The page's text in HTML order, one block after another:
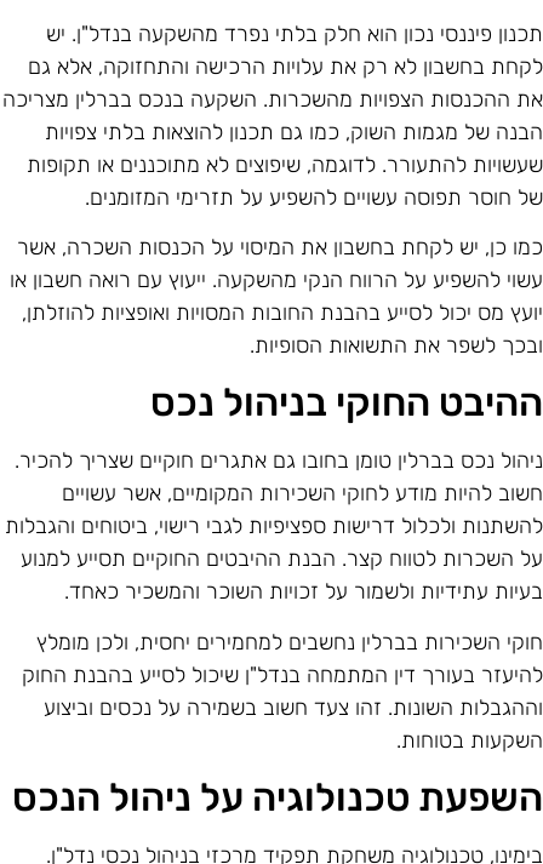
פיננסי נכון הוא חלק בלתי נפרד מהשקעה בנדל"ן. יש
בחשבון לא רק את עלויות הרכישה והתחזוקה, אלא גם
ההכנסות הצפויות מהשכרות. השקעה בנכס בברלין מצריכה
של מגמות השוק, כמו גם תכנון להוצאות בלתי צפויות
להתעורר. לדוגמה, שיפוצים לא מתוכננים או תקופות
חוסר תפוסה עשויים להשפיע על תזרימי המזומנים.
כן, יש לקחת בחשבון את המיסוי על הכנסות השכרה, אשר
להשפיע על הרווח הנקי מהשקעה. ייעוץ עם רואה חשבון או
מס יכול לסייע בהבנת החובות המסויות ואופציות להוזלתן,
לשפר את התשואות הסופיות.
החוקי בניהול נכס
נכס בברלין טומן בחובו גם אתגרים חוקיים שצריך להכיר.
להיות מודע לחוקי השכירות המקומיים, אשר עשויים
ולכלול דרישות ספציפיות לגבי רישוי, ביטוחים והגבלות
השכרות לטווח קצר. הבנת ההיבטים החוקיים תסייע למנוע
עתידיות ולשמור על זכויות השוכר והמשכיר כאחד.
השכירות בברלין נחשבים למחמירים יחסית, ולכן מומלץ
בעורך דין המתמחה בנדל"ן שיכול לסייע בהבנת החוק
השונות. זהו צעד חשוב בשמירה על נכסים וביצוע
בטוחות.
טכנולוגיה על ניהול הנכס
טכנולוגיה משחקת תפקיד מרכזי בניהול נכסי נדל"ן.